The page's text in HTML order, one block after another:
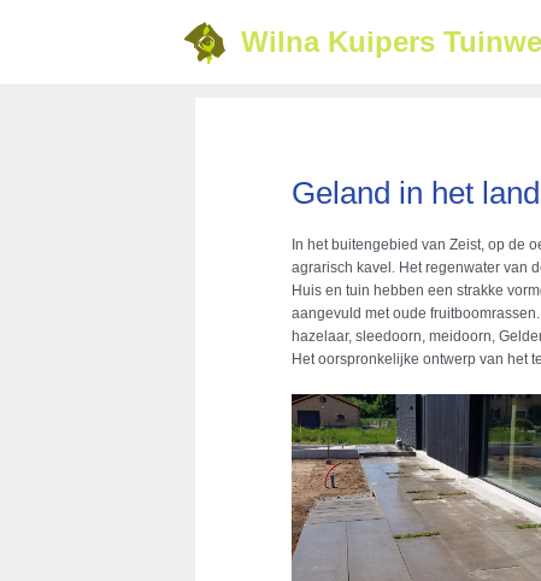
Wilna Kuipers
Geland in het
In het buitengebied van Zeist, op de
agrarisch kavel. Het regenwater van
Huis en tuin hebben een strakke
aangevuld met oude
hazelaar, sleedoorn, meidoorn,
Het oorspronkelijke ontwerp van het